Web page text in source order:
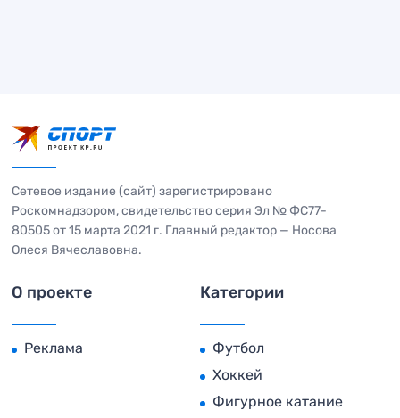
Сетевое издание (сайт) зарегистрировано
Роскомнадзором, свидетельство серия Эл № ФС77-
80505 от 15 марта 2021 г. Главный редактор — Носова
Олеся Вячеславовна.
О проекте
Реклама
Категории
Футбол
Хоккей
Фигурное катание